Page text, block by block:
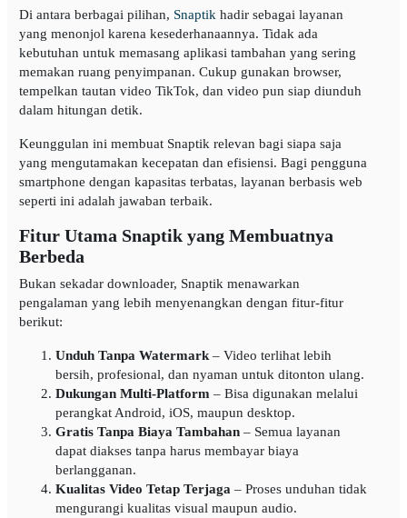
Di antara berbagai pilihan, Snaptik hadir sebagai layanan
yang menonjol karena kesederhanaannya. Tidak ada
kebutuhan untuk memasang aplikasi tambahan yang sering
memakan ruang penyimpanan. Cukup gunakan browser,
tempelkan tautan video TikTok, dan video pun siap diunduh
dalam hitungan detik.
Keunggulan ini membuat Snaptik relevan bagi siapa saja
yang mengutamakan kecepatan dan efisiensi. Bagi pengguna
smartphone dengan kapasitas terbatas, layanan berbasis web
seperti ini adalah jawaban terbaik.
Fitur Utama Snaptik yang Membuatnya
Berbeda
Bukan sekadar downloader, Snaptik menawarkan
pengalaman yang lebih menyenangkan dengan fitur-fitur
berikut:
Unduh Tanpa Watermark– Video terlihat lebih
bersih, profesional, dan nyaman untuk ditonton ulang.
Dukungan Multi-Platform – Bisa digunakan melalui
perangkat Android, iOS, maupun desktop.
Gratis Tanpa Biaya Tambahan– Semua layanan
dapat diakses tanpa harus membayar biaya
berlangganan.
Kualitas Video Tetap Terjaga – Proses unduhan tidak
mengurangi kualitas visual maupun audio.